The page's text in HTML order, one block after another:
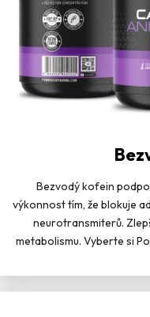
Bezvodý kofein
výkonnost tím, že blokuje
neurotransmiterů.
metabolismu. Vyberte si